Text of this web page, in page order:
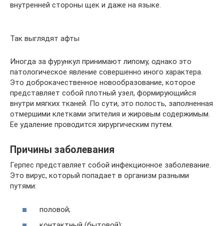
внутренней стороны щек и даже на языке.
Так выглядят афты
Иногда за фурункул принимают липому, однако это
патологическое явление совершенно иного характера.
Это доброкачественное новообразование, которое
представляет собой плотный узел, формирующийся
внутри мягких тканей. По сути, это полость, заполненная
отмершими клетками эпителия и жировым содержимым.
Ее удаление проводится хирургическим путем.
Причины заболевания
Герпес представляет собой инфекционное заболевание.
Это вирус, который попадает в организм разными
путями:
половой;